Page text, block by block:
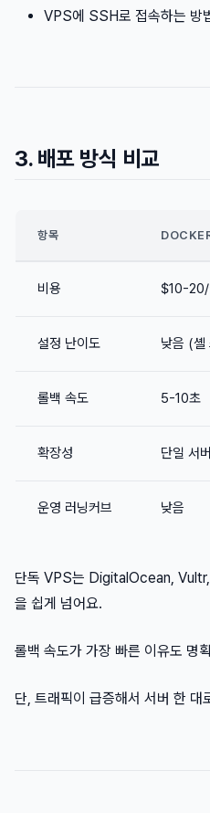
VPS에 SSH로 접속하는 방
3. 배포 방식 비교
항목
비용 $10-20/
설정 난이도 낮음 (셸
롤백 속도 5-10초
확장성 단일 서
운영 러닝커브 낮음
단독 VPS는 DigitalOcean,
을 쉽게 넘어요.
롤백 속도가 가장 빠른 이유도
단, 트래픽이 급증해서 서버 한